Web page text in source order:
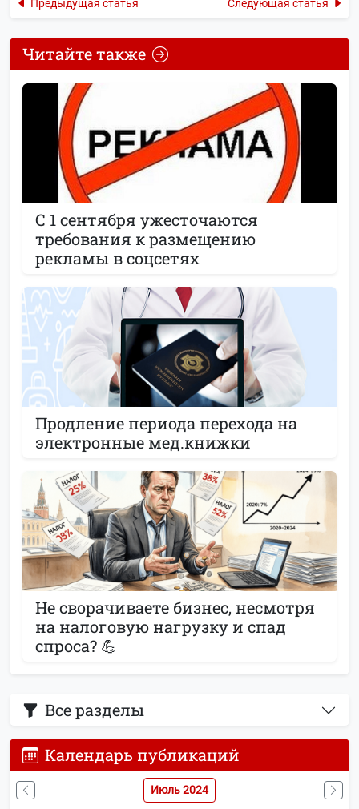
Все разделы
Календарь публикаций
Июль 2024
Предыдущая статья Следующая статья
Читайте также
С 1 сентября ужесточаются
требования к размещению
рекламы в соцсетях
Продление периода перехода на
электронные мед.книжки
Не сворачиваете бизнес, несмотря
на налоговую нагрузку и спад
спроса? 💪